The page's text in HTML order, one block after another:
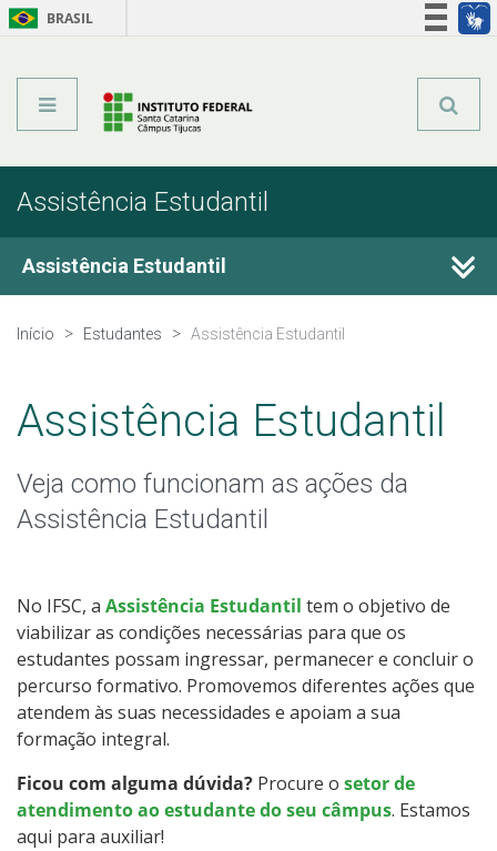
BRASIL
Assistência Estudantil
Assistência Estudantil
PAEVS
Alimentação Estudantil
Auxílio-moradia
Dignidade Menstrual
Ações Inclusivas
Contatos
Início Estudantes Assistência Estudantil
Assistência Estudantil
Veja como funcionam as ações da
Assistência Estudantil
No IFSC, a Assistência Estudantil tem o objetivo de
viabilizar as condições necessárias para que os
estudantes possam ingressar, permanecer e concluir o
percurso formativo. Promovemos diferentes ações que
atendem às suas necessidades e apoiam a sua
formação integral.
Ficou com alguma dúvida? Procure o setor de
atendimento ao estudante do seu câmpus. Estamos
aqui para auxiliar!